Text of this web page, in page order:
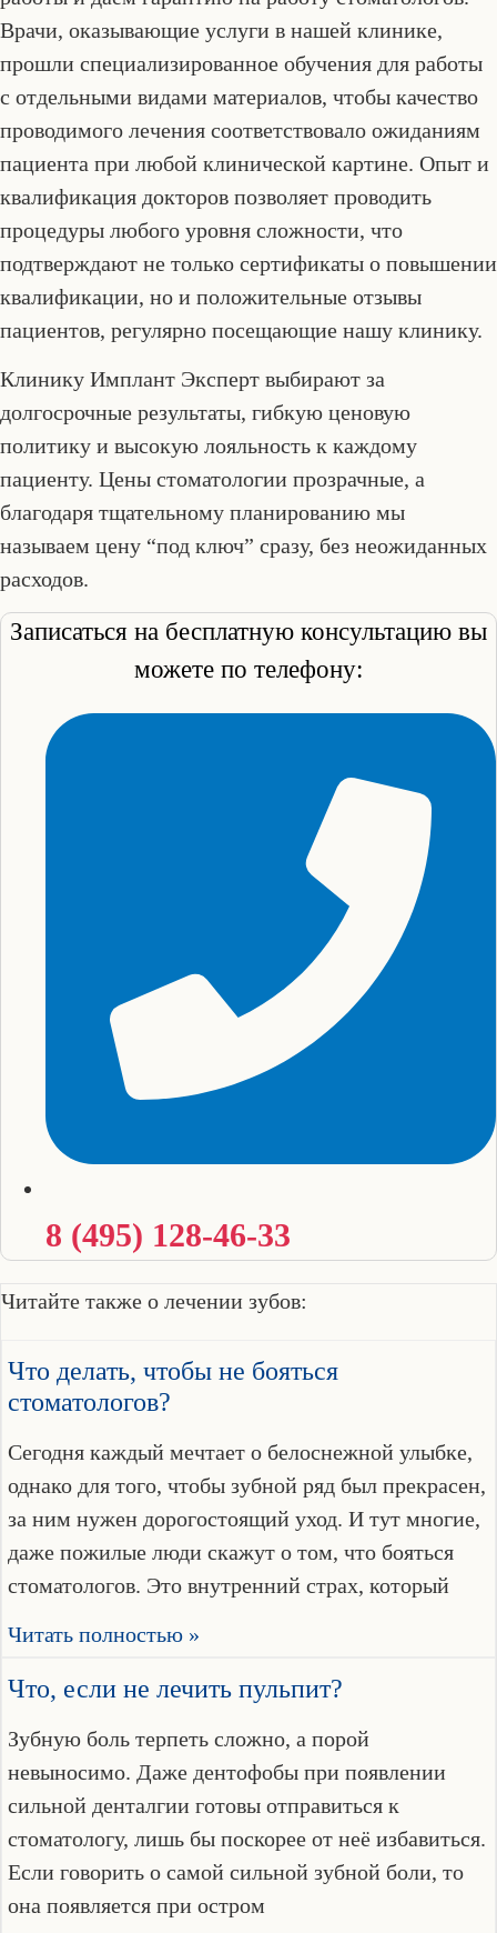
Врачи, оказывающие услуги в нашей клинике,
прошли специализированное обучения для работы
с отдельными видами материалов, чтобы качество
проводимого лечения соответствовало ожиданиям
пациента при любой клинической картине. Опыт и
квалификация докторов позволяет проводить
процедуры любого уровня сложности, что
подтверждают не только сертификаты о повышении
квалификации, но и положительные отзывы
пациентов, регулярно посещающие нашу клинику.
Клинику Имплант Эксперт выбирают за
долгосрочные результаты, гибкую ценовую
политику и высокую лояльность к каждому
пациенту. Цены стоматологии прозрачные, а
благодаря тщательному планированию мы
называем цену “под ключ” сразу, без неожиданных
расходов.
Записаться на бесплатную консультацию вы
можете по телефону:
8 (495) 128-46-33
Читайте также о лечении зубов:
Что делать, чтобы не бояться
стоматологов?
Сегодня каждый мечтает о белоснежной улыбке,
однако для того, чтобы зубной ряд был прекрасен,
за ним нужен дорогостоящий уход. И тут многие,
даже пожилые люди скажут о том, что бояться
стоматологов. Это внутренний страх, который
Читать полностью »
Что, если не лечить пульпит?
Зубную боль терпеть сложно, а порой
невыносимо. Даже дентофобы при появлении
сильной денталгии готовы отправиться к
стоматологу, лишь бы поскорее от неё избавиться.
Если говорить о самой сильной зубной боли, то
она появляется при остром